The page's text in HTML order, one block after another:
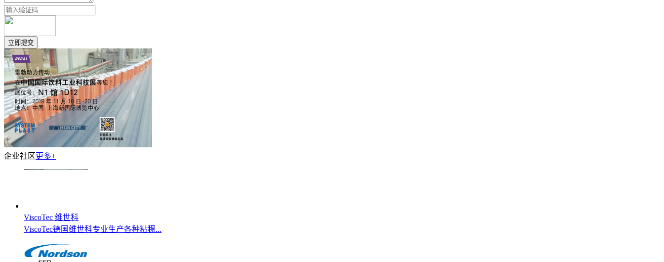
企业社区更多+
ViscoTec 维世科
ViscoTec德国维世科专业生产各种粘稠...